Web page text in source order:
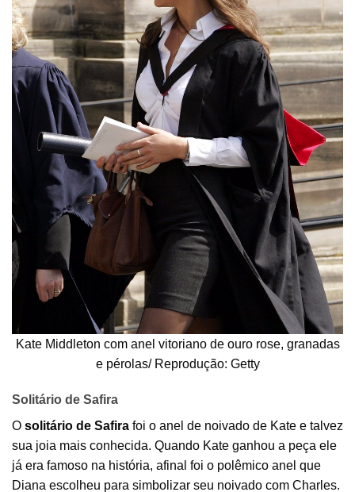
Kate Middleton com anel vitoriano de ouro rose, granadas
e pérolas/ Reprodução: Getty
Solitário de Safira
O solitário de Safira foi o anel de noivado de Kate e talvez
sua joia mais conhecida. Quando Kate ganhou a peça ele
já era famoso na história, afinal foi o polêmico anel que
Diana escolheu para simbolizar seu noivado com Charles.